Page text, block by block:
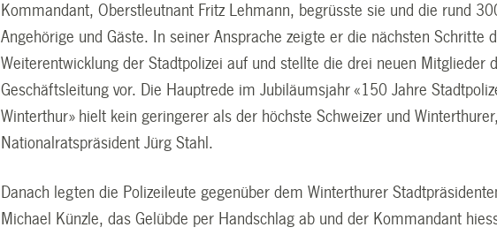
Kommandant, Oberstleutnant Fritz Lehmann, begrüsste sie und die rund
Angehörige und Gäste. In seiner Ansprache zeigte er die nächsten Schritte
Weiterentwicklung der Stadtpolizei auf und stellte die drei neuen Mitglieder
Geschäftsleitung vor. Die Hauptrede im Jubiläumsjahr «150 Jahre
Winterthur» hielt kein geringerer als der höchste Schweizer und Winterthurer,
Nationalratspräsident Jürg Stahl.
Danach legten die Polizeileute gegenüber dem Winterthurer
Michael Künzle, das Gelübde per Handschlag ab und der Kommandant